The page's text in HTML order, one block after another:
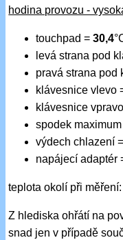
hodina provozu -
touchpad =30,4
levá strana pod
pravá strana
klávesnice vlevo
klávesnice
spodek
výdech chlazení
napájecí adaptér
teplota okolí při
Z hlediska ohřátí na
snad jen v případě